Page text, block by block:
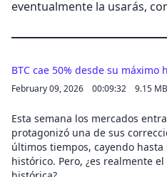
eventualmente la usarás,
BTC cae 50% desde su máximo
February 09, 2026 00:09:32 9.15 MB
Esta semana los mercados
protagonizó una de sus
últimos tiempos, cayendo
histórico. Pero, ¿es realmente